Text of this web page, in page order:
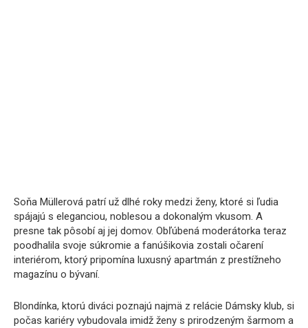
Soňa Müllerová patrí už dlhé roky medzi ženy, ktoré si ľudia
spájajú s eleganciou, noblesou a dokonalým vkusom. A
presne tak pôsobí aj jej domov. Obľúbená moderátorka teraz
poodhalila svoje súkromie a fanúšikovia zostali očarení
interiérom, ktorý pripomína luxusný apartmán z prestížneho
magazínu o bývaní.
Blondínka, ktorú diváci poznajú najmä z relácie Dámsky klub, si
počas kariéry vybudovala imidž ženy s prirodzeným šarmom a